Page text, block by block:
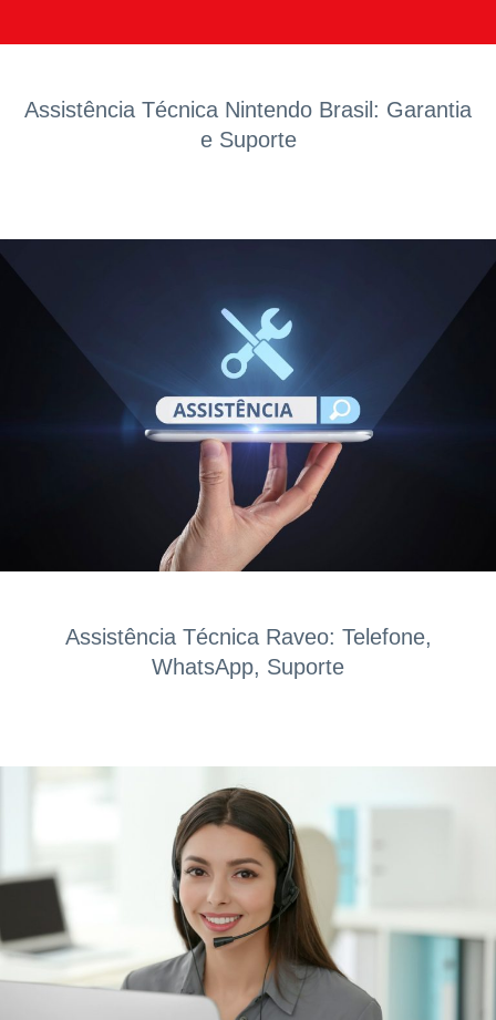
Assistência Técnica Nintendo Brasil: Garantia
e Suporte
Assistência Técnica Raveo: Telefone,
WhatsApp, Suporte